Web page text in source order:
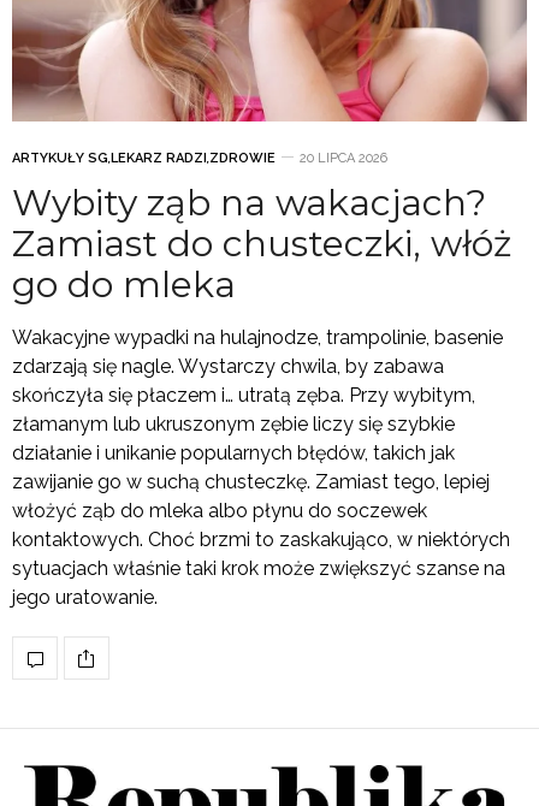
ARTYKUŁY SG,LEKARZ RADZI ,ZDROWIE 20 LIPCA 2026
Wybity ząb na wakacjach?
Zamiast do chusteczki, włóż
go do mleka
Wakacyjne wypadki na hulajnodze, trampolinie, basenie
zdarzają się nagle. Wystarczy chwila, by zabawa
skończyła się płaczem i… utratą zęba. Przy wybitym,
złamanym lub ukruszonym zębie liczy się szybkie
działanie i unikanie popularnych błędów, takich jak
zawijanie go w suchą chusteczkę. Zamiast tego, lepiej
włożyć ząb do mleka albo płynu do soczewek
kontaktowych. Choć brzmi to zaskakująco, w niektórych
sytuacjach właśnie taki krok może zwiększyć szanse na
jego uratowanie.